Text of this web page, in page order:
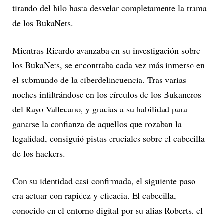
tirando del hilo hasta desvelar completamente la trama
de los BukaNets.
Mientras Ricardo avanzaba en su investigación sobre
los BukaNets, se encontraba cada vez más inmerso en
el submundo de la ciberdelincuencia. Tras varias
noches infiltrándose en los círculos de los Bukaneros
del Rayo Vallecano, y gracias a su habilidad para
ganarse la confianza de aquellos que rozaban la
legalidad, consiguió pistas cruciales sobre el cabecilla
de los hackers.
Con su identidad casi confirmada, el siguiente paso
era actuar con rapidez y eficacia. El cabecilla,
conocido en el entorno digital por su alias Roberts, el